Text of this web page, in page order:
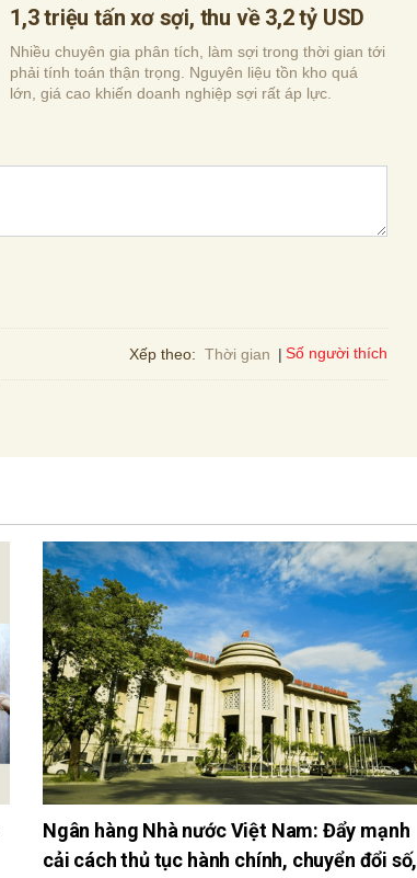
1,3 triệu tấn xơ sợi, thu về 3,2 tỷ USD
Nhiều chuyên gia phân tích, làm sợi trong thời gian tới
phải tính toán thận trọng. Nguyên liệu tồn kho quá
lớn, giá cao khiến doanh nghiệp sợi rất áp lực.
Xếp theo: Thời gian Số người thích
Ngân hàng Nhà nước Việt Nam: Đẩy mạnh
cải cách thủ tục hành chính, chuyển đổi số,